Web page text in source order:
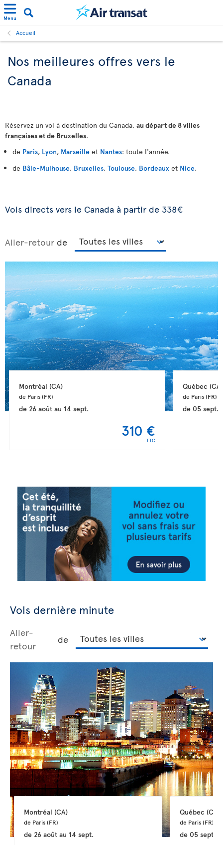
Menu
Accueil
Nos meilleures offres vers le
Canada
Réservez un vol à destination du Canada, au départ de 8 villes
françaises et de Bruxelles.
de Paris, Lyon, Marseille et Nantes: toute l'année.
de Bâle-Mulhouse, Bruxelles, Toulouse, Bordeaux et Nice.
Vols directs vers le Canada à partir de 338€
Aller-retour de
Montréal (CA)
de Paris (FR)
de 26 aoûtau 14 sept.
310 €
TTC
Québec (CA)
de Paris (FR)
de 05 sept.
Vols dernière minute
Aller-
retour
de
Montréal (CA)
de Paris (FR)
de 26 aoûtau 14 sept.
Québec (CA)
de Paris (FR)
de 05 sept.